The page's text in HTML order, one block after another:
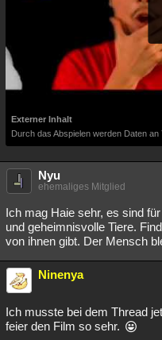
Externer Inhalt
Durch das Abspielen werden Daten
Nyu
ehemaliges Mitglied
Ich mag Haie sehr, es sind
und geheimnisvolle Tiere.
von ihnen gibt. Der Mensch
Ninenya
Ich musste bei dem Thread
feier den Film so sehr.